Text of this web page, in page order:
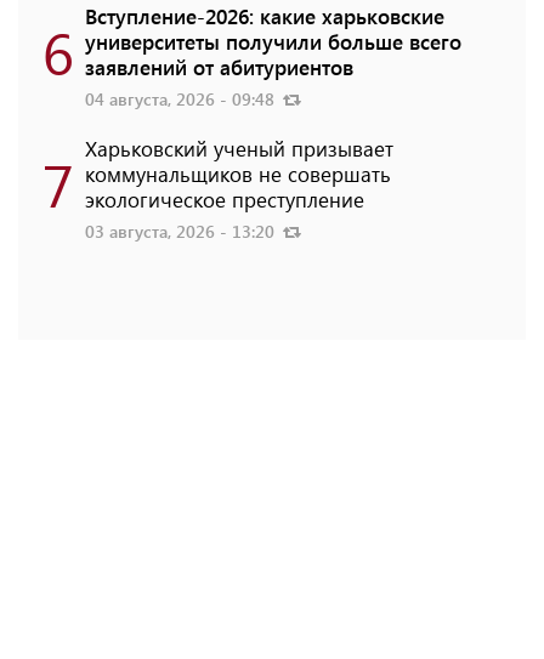
6 Вступление-2026: какие харьковские
университеты получили больше всего
заявлений от абитуриентов
04 августа, 2026 - 09:48
7 Харьковский ученый призывает
коммунальщиков не совершать
экологическое преступление
03 августа, 2026 - 13:20